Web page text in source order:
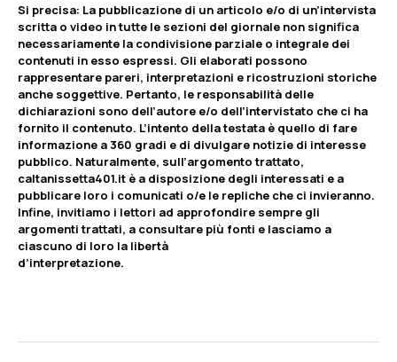
Si precisa: La pubblicazione di un articolo e/o di un’intervista
scritta o video in tutte le sezioni del giornale non significa
necessariamente la condivisione parziale o integrale dei
contenuti in esso espressi. Gli elaborati possono
rappresentare pareri, interpretazioni e ricostruzioni storiche
anche soggettive. Pertanto, le responsabilità delle
dichiarazioni sono dell’autore e/o dell’intervistato che ci ha
fornito il contenuto. L’intento della testata è quello di fare
informazione a 360 gradi e di divulgare notizie di interesse
pubblico. Naturalmente, sull’argomento trattato,
caltanissetta401.it è a disposizione degli interessati e a
pubblicare loro i comunicati o/e le repliche che ci invieranno.
Infine, invitiamo i lettori ad approfondire sempre gli
argomenti trattati, a consultare più fonti e lasciamo a
ciascuno di loro la libertà
d’interpretazione.